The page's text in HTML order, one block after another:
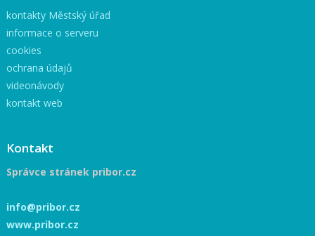
kontakty Městský úřad
informace o serveru
cookies
ochrana údajů
videonávody
kontakt web
Kontakt
Správce stránek pribor.cz
info@pribor.cz
www.pribor.cz